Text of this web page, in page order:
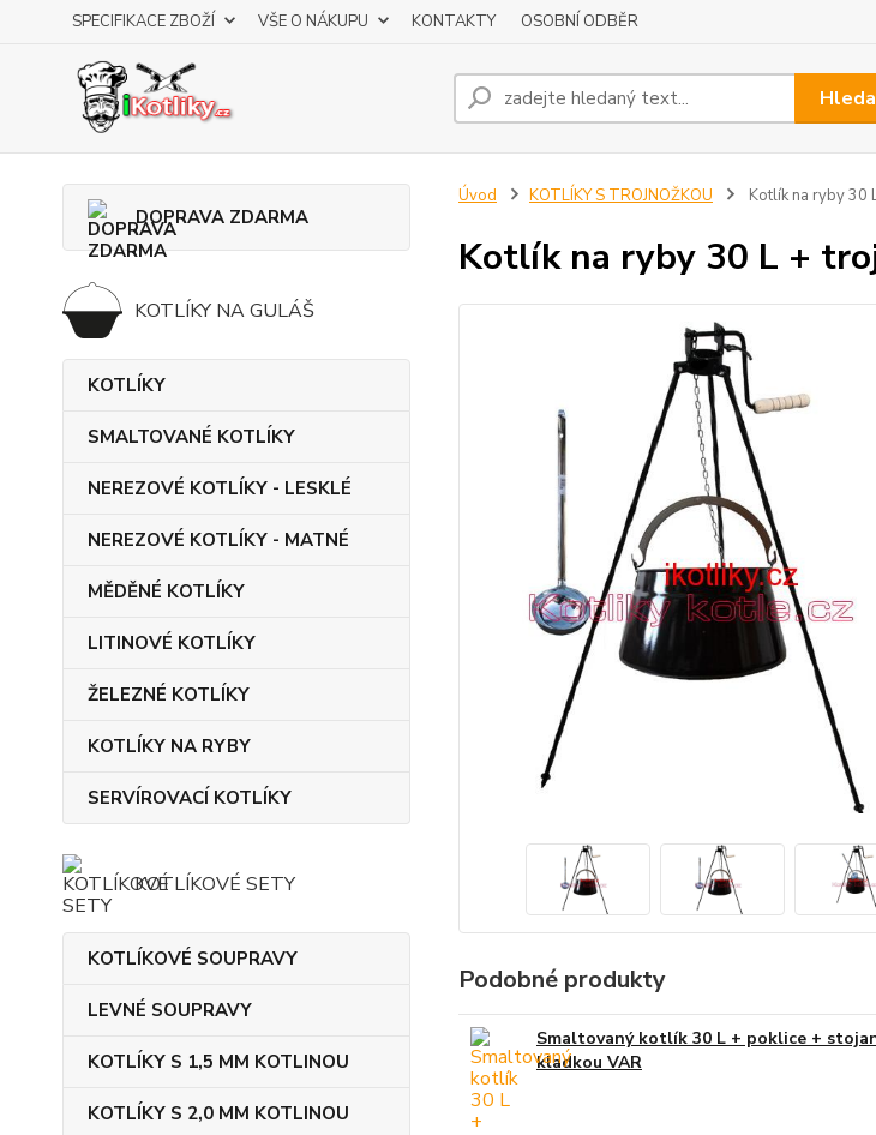
SPECIFIKACE ZBOŽÍ VŠE O NÁKUPU KONTAKTY OSOBNÍ ODBĚR
DOPRAVA ZDARMA
KOTLÍKY NA GULÁŠ
KOTLÍKY
SMALTOVANÉ KOTLÍKY
NEREZOVÉ KOTLÍKY - LESKLÉ
NEREZOVÉ KOTLÍKY - MATNÉ
MĚDĚNÉ KOTLÍKY
LITINOVÉ KOTLÍKY
ŽELEZNÉ KOTLÍKY
KOTLÍKY NA RYBY
SERVÍROVACÍ KOTLÍKY
KOTLÍKOVÉ SETY
KOTLÍKOVÉ SOUPRAVY
LEVNÉ SOUPRAVY
KOTLÍKY S 1,5 MM KOTLINOU
KOTLÍKY S 2,0 MM KOTLINOU
Úvod KOTLÍKY S TROJNOŽKOU Kotlík na ryby 30
Kotlík na ryby 30 L +
Podobné produkty
Smaltovaný kotlík 30 L + poklice +
kladkou VAR